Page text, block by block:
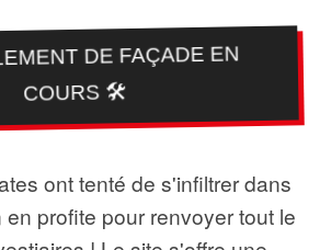
DE FAÇADE EN
COURS 🛠️
ont tenté de s'infiltrer dans
profite pour renvoyer tout le